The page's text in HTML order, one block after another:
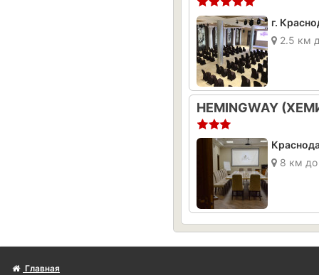
г.
2.5 км
8 км до
Главная